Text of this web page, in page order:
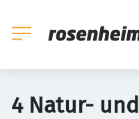
4 Natur- und